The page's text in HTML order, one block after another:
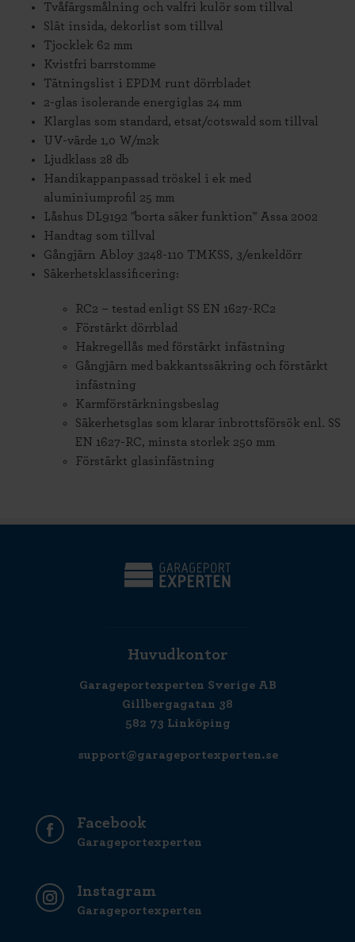
Tvåfärgsmålning och valfri kulör som tillval
Slät insida, dekorlist som tillval
Tjocklek 62 mm
Kvistfri barrstomme
Tätningslist i EPDM runt dörrbladet
2-glas isolerande energiglas 24 mm
Klarglas som standard, etsat/cotswald som tillval
UV-värde 1,0 W/m2k
Ljudklass 28 db
Handikappanpassad tröskel i ek med
aluminiumprofil 25 mm
Låshus DL9192 "borta säker funktion" Assa 2002
Handtag som tillval
Gångjärn Abloy 3248-110 TMKSS, 3/enkeldörr
Säkerhetsklassificering:
RC2 – testad enligt SS EN 1627-RC2
Förstärkt dörrblad
Hakregellås med förstärkt infästning
Gångjärn med bakkantssäkring och förstärkt
infästning
Karmförstärkningsbeslag
Säkerhetsglas som klarar inbrottsförsök enl. SS
EN 1627-RC, minsta storlek 250 mm
Förstärkt glasinfästning
Huvudkontor
Garageportexperten Sverige AB
Gillbergagatan 38
582 73 Linköping
support@garageportexperten.se
Facebook
Garageportexperten
Instagram
Garageportexperten